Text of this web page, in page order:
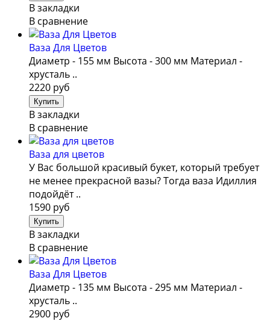
В закладки
В сравнение
Ваза Для Цветов
Диаметр - 155 мм Высота - 300 мм Материал -
хрусталь ..
2220 руб
В закладки
В сравнение
Ваза для цветов
У Вас большой красивый букет, который требует
не менее прекрасной вазы? Тогда ваза Идиллия
подойдёт ..
1590 руб
В закладки
В сравнение
Ваза Для Цветов
Диаметр - 135 мм Высота - 295 мм Материал -
хрусталь ..
2900 руб